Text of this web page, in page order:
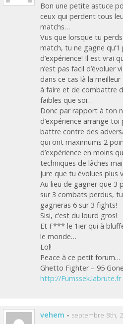
Bon une petite astuce
ceux qui perdent tous
matchs…
Vus que lorsque tu
match, tu ne gagne
d’expérience! Il est vrai
n’est pas facil d’évoluer
dans ce cas là la meilleur
à faire et de combattre
faibles que soi…
Donc par rapport à ton
d’expérience arrange toi
battre contre des
qui ont maximums 2
d’expérience en moins
techniques de lâches
jure que tu évolues plus
Au lieu de gagner que 3
sur 3 combats perdus,
gagneras 6 sur 3 fights!
Sisi, c’est du lourd gros!
Et F*** le 1ier qui à
le monde…
Lol!
Peace à ce petit forum…
Ghetto Fighter – 95
http://Fumssek.labrute.fr
vehem - septembre 8th,